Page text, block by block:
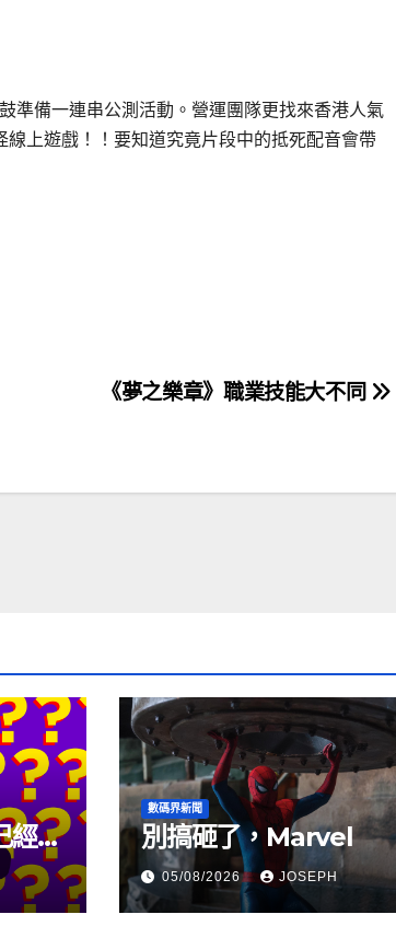
準備一連串公測活動。營運團隊更找來香港人氣
上遊戲！！ 要知道究竟片段中的抵死配音會帶
《夢之樂章》職業技能大不同
經幾
數碼界新聞
別搞砸了，Marvel
05/08/2026 JOSEPH